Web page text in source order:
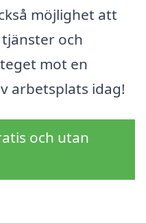
möjlighet att
och
mot en
arbetsplats idag!
och utan